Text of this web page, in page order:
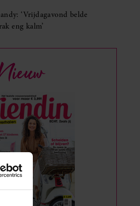
‘Vrijdagavond belde
eng kalm’